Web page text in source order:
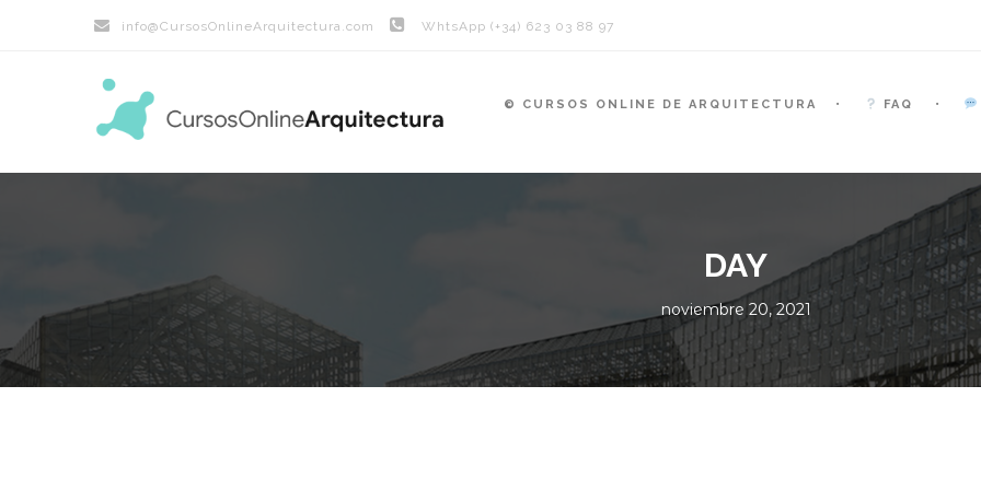
info@CursosOnlineArquitectura.com WhtsApp (+34) 623 03 88 97
© CURSOS ONLINE DE ARQUITECTURA FAQ
DAY
noviembre 20, 2021